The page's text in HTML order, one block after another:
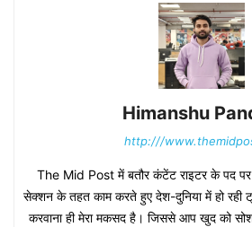
Himanshu
http:///
The Mid Post में बतौर कंटेंट राइटर के पद
सेक्शन के तहत काम करते हुए देश-दुनिया में हो रही
करवाना ही मेरा मकसद है। जिससे आप खुद को